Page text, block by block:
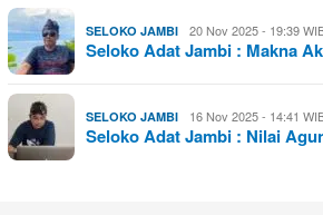
SELOKO JAMBI 20 Nov 2025 - 19:39
Seloko Adat Jambi : Makna
SELOKO JAMBI 16 Nov 2025 - 14:41
Seloko Adat Jambi : Nilai